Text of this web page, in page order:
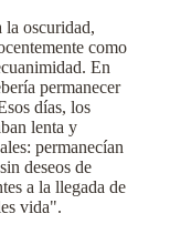
la oscuridad,
como
En
permanecer
días, los
lenta y
permanecían
deseos de
a la llegada de
vida".